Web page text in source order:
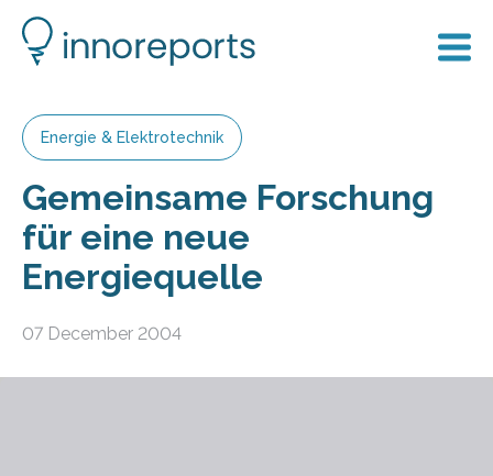
Energie & Elektrotechnik
Gemeinsame Forschung
für eine neue
Energiequelle
07 December 2004